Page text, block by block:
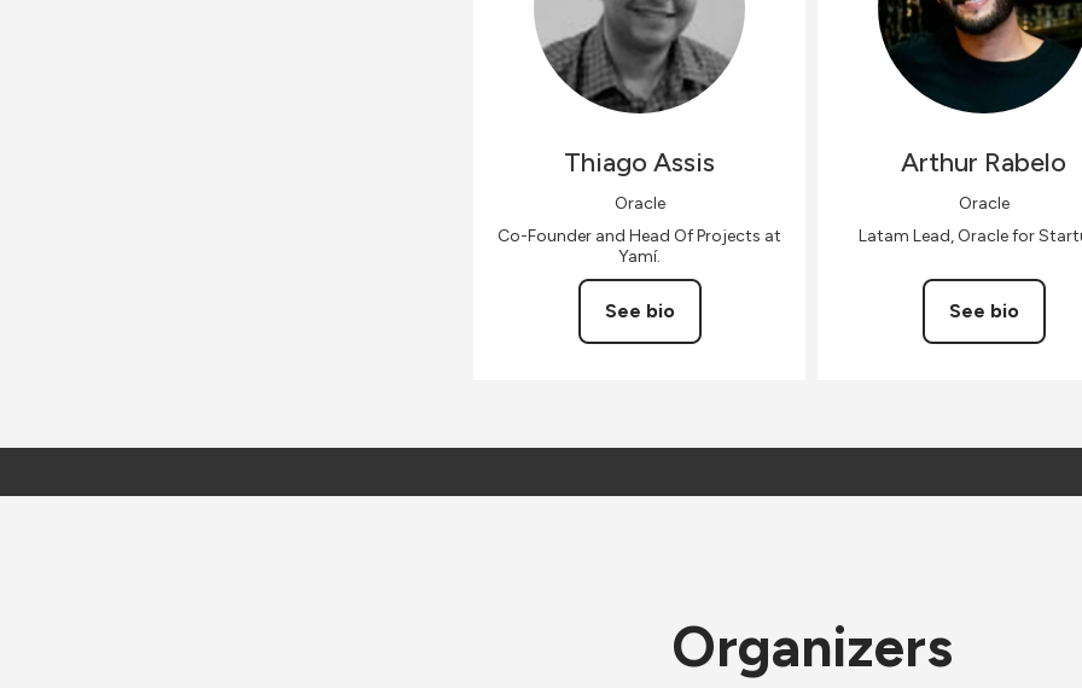
Thiago Assis
Oracle
Co-Founder and Head Of Projects at
Yamí.
See bio
Arthur Rabelo
Oracle
Latam Lead, Oracle for
See bio
Organizers